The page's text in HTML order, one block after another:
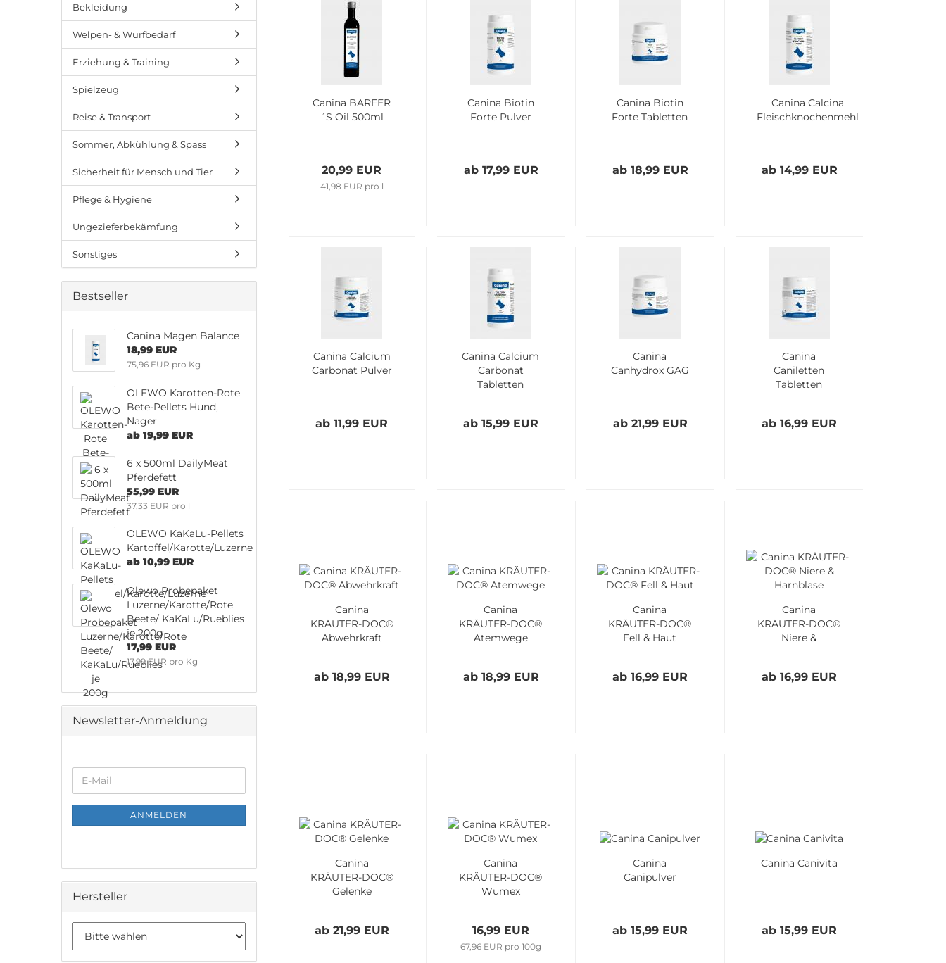
Canina BARFER
´S Oil 500ml
20,99 EUR
41,98 EUR pro l
Canina Biotin
Forte Pulver
ab 17,99 EUR
Canina Biotin
Forte Tabletten
ab 18,99 EUR
Canina Calcina
Fleischknochenmehl
ab 14,99 EUR
Canina Calcium
Carbonat Pulver
ab 11,99 EUR
Canina Calcium
Carbonat
Tabletten
ab 15,99 EUR
Canina
Canhydrox GAG
ab 21,99 EUR
Canina
Caniletten
Tabletten
ab 16,99 EUR
Canina
KRÄUTER-DOC®
Abwehrkraft
ab 18,99 EUR
Canina
KRÄUTER-DOC®
Atemwege
ab 18,99 EUR
Canina
KRÄUTER-DOC®
Fell & Haut
ab 16,99 EUR
Canina
KRÄUTER-DOC®
Niere &
ab 16,99 EUR
Canina
KRÄUTER-DOC®
Gelenke
ab 21,99 EUR
Canina
KRÄUTER-DOC®
Wumex
16,99 EUR
67,96 EUR pro 100g
Canina
Canipulver
ab 15,99 EUR
Canina Canivita
ab 15,99 EUR
Bekleidung
Welpen- & Wurfbedarf
Erziehung & Training
Spielzeug
Reise & Transport
Sommer, Abkühlung & Spass
Sicherheit für Mensch und Tier
Pflege & Hygiene
Ungezieferbekämfung
Sonstiges
Bestseller
Canina Magen Balance
18,99 EUR
75,96 EUR pro Kg
OLEWO Karotten-Rote
Bete-Pellets Hund,
Nager
ab 19,99 EUR
6 x 500ml DailyMeat
Pferdefett
55,99 EUR
37,33 EUR pro l
OLEWO KaKaLu-Pellets
Kartoffel/Karotte/Luzerne
ab 10,99 EUR
Olewo Probepaket
Luzerne/Karotte/Rote
Beete/ KaKaLu/Rueblies
je 200g
17,99 EUR
17,99 EUR pro Kg
Newsletter-Anmeldung
WEITER
ZUR
NEWSLETTER-
ANMELDUNG
E-
Mail
ANMELDEN
Hersteller